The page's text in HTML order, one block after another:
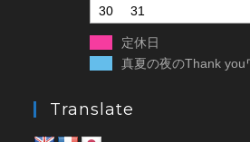
30
31
定休日
真夏の夜のThank you
Translate